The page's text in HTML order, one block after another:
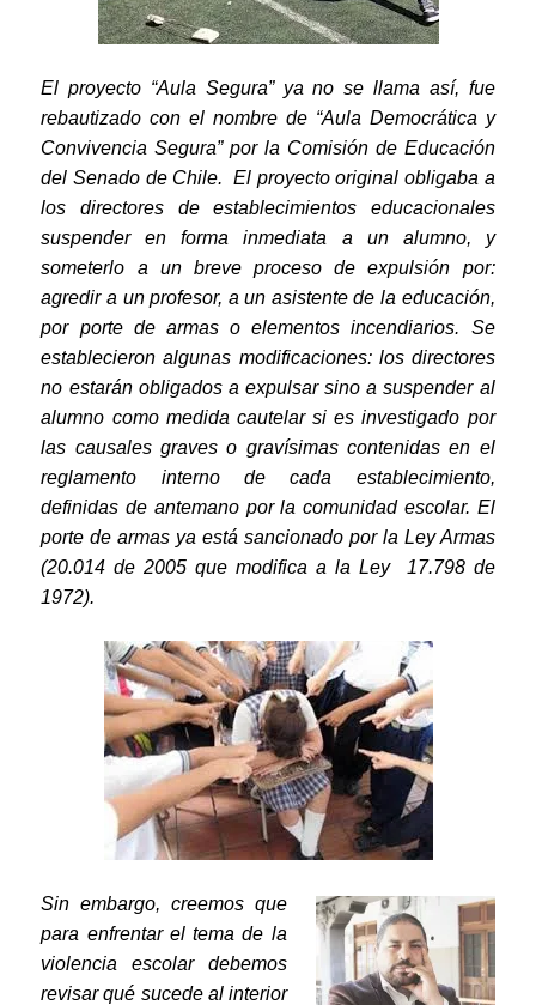
El proyecto “Aula Segura” ya no se llama así, fue
rebautizado con el nombre de “Aula Democrática y
Convivencia Segura” por la Comisión de Educación
del Senado de Chile. El proyecto original obligaba a
los directores de establecimientos educacionales
suspender en forma inmediata a un alumno, y
someterlo a un breve proceso de expulsión por:
agredir a un profesor, a un asistente de la educación,
por porte de armas o elementos incendiarios. Se
establecieron algunas modificaciones: los directores
no estarán obligados a expulsar sino a suspender al
alumno como medida cautelar si esinvestigado por
las causales graves o gravísimas contenidas en el
reglamento interno de cada establecimiento,
definidas de antemano por la comunidad escolar. El
porte de armas ya está sancionado por la Ley Armas
(20.014 de 2005 que modifica a la Ley 17.798 de
1972).
Sin embargo, creemos que
para enfrentar el tema de la
violencia escolar debemos
revisar qué sucede al interior